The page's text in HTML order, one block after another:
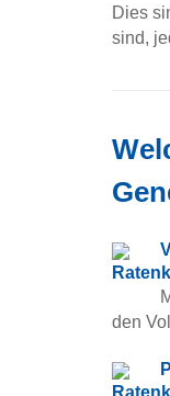
Dies
sind,
den